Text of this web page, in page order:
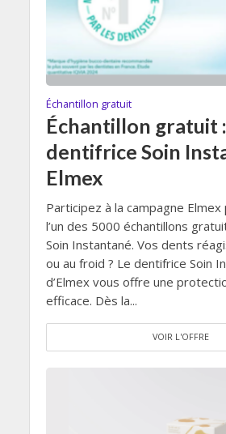
Échantillon gratuit
Échantillon gratuit
dentifrice Soin
Elmex
Participez à la campagne
l’un des 5000 échantillons
Soin Instantané. Vos dents
ou au froid ? Le dentifrice Soin
d’Elmex vous offre une
efficace. Dès la...
VOIR L'OFFRE